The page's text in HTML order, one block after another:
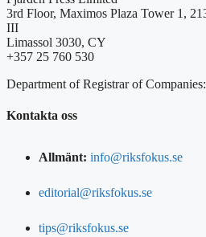
3rd Floor, Maximos Plaza Tower 1,
III
Limassol 3030, CY
+357 25 760 530
Department of Registrar of
Kontakta oss
Allmänt: info@riksfokus.se
editorial@riksfokus.se
tips@riksfokus.se